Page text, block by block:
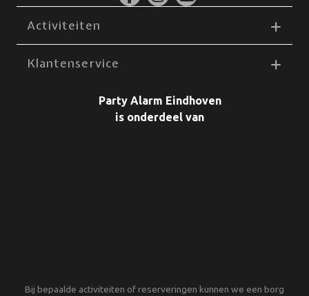
Activiteiten
Klantenservice
Party Alarm Eindhoven
is onderdeel van
Bij bepaalde activiteiten of reserveringen kunnen we een borg